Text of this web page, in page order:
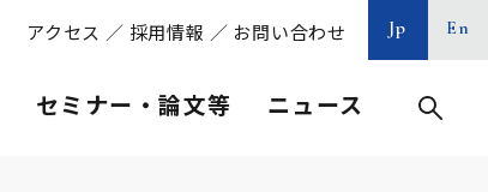
アクセス ／ 採用情報 ／ お問い合わせ Jp En
セミナー・論文等 ニュース